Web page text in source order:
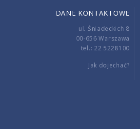
DANE KONTAKTOWE
ul. Śniadeckich 8
00-656 Warszawa
tel.: 22 5228100
Jak dojechać?